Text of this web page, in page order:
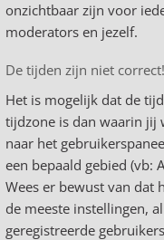
onzichtbaar zijn voor
moderators en jezelf.
De tijden zijn niet correct!
Het is mogelijk dat de
tijdzone is dan waarin jij
naar het
een bepaald gebied (vb:
Wees er bewust van dat
de meeste instellingen,
geregistreerde